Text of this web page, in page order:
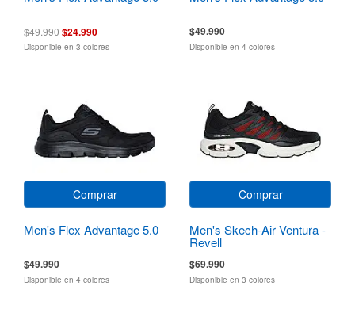
$49.990$24.990
Disponible en 3 colores
$49.990
Disponible en 4 colores
Comprar
Men's Flex Advantage 5.0
$49.990
Disponible en 4 colores
Comprar
Men's Skech-Air Ventura -
Revell
$69.990
Disponible en 3 colores